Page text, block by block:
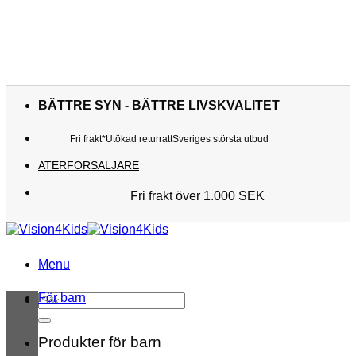
BÄTTRE SYN - BÄTTRE LIVSKVALITET
Fri frakt*Utökad returrattSveriges största utbud
ATERFORSALJARE
Fri frakt över 1.000 SEK
Kunderna älskar oss
Utökad returratt
Sveriges största utbud
Menu
Sök
efter:
För barn
Produkter för barn